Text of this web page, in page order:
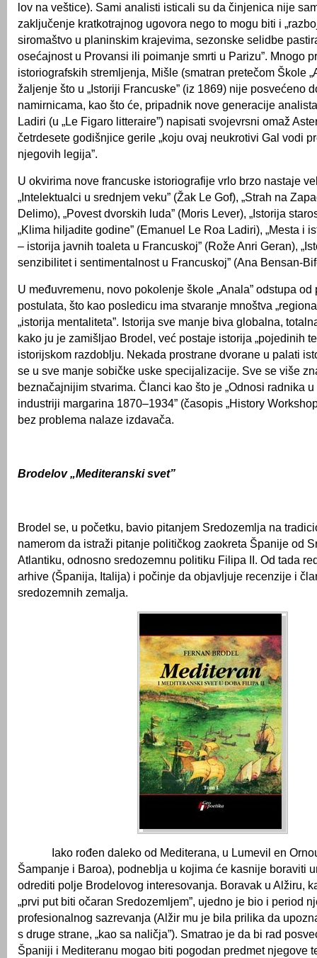
lov na veštice). Sami analisti isticali su da činjenica nije
zaključenje kratkotrajnog ugovora nego to mogu biti i
siromaštvo u planinskim krajevima, sezonske selidbe
osećajnost u Provansi ili poimanje smrti u Parizu”. Mnogo
istoriografskih stremljenja, Mišle (smatran pretečom Škole
žaljenje što u „Istoriji Francuske” (iz 1869) nije posvećeno
namirnicama, kao što će, pripadnik nove generacije
Ladiri (u „Le Figaro litteraire”) napisati svojevrsni omaž
četrdesete godišnjice gerile „koju ovaj neukrotivi Gal vodi
njegovih legija”.
U okvirima nove francuske istoriografije vrlo brzo nastaje
„Intelektualci u srednjem veku” (Žak Le Gof), „Strah na
Delimo), „Povest dvorskih luda” (Moris Lever), „Istorija
„Klima hiljadite godine” (Emanuel Le Roa Ladiri), „Mesta i
– istorija javnih toaleta u Francuskoj” (Rože Anri Geran),
senzibilitet i sentimentalnost u Francuskoj” (Ana Bensan-
U međuvremenu, novo pokolenje škole „Anala” odstupa od
postulata, što kao posledicu ima stvaranje mnoštva
„istorija mentaliteta”. Istorija sve manje biva globalna,
kako ju je zamišljao Brodel, već postaje istorija „pojedinih
istorijskom razdoblju. Nekada prostrane dvorane u palati
se u sve manje sobičke uske specijalizacije. Sve se više
beznačajnijim stvarima. Članci kao što je „Odnosi radnika
industriji margarina 1870–1934” (časopis „History
bez problema nalaze izdavača.
Brodelov „Mediteranski svet”
Brodel se, u početku, bavio pitanjem Sredozemlja na
namerom da istraži pitanje političkog zaokreta Španije od
Atlantiku, odnosno sredozemnu politiku Filipa II. Od tada
arhive (Španija, Italija) i počinje da objavljuje recenzije i
sredozemnih zemalja.
Iako rođen daleko od Mediterana, u Lumevil en
Šampanje i Baroa), podneblja u kojima će kasnije boraviti
odrediti polje Brodelovog interesovanja. Boravak u Alžiru,
„prvi put biti očaran Sredozemljem”, ujedno je bio i period
profesionalnog sazrevanja (Alžir mu je bila prilika da
s druge strane, „kao sa naličja”). Smatrao je da bi rad
Španiji i Mediteranu mogao biti pogodan predmet njegove